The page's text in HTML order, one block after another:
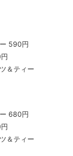
590円
＆ティー
680円
＆ティー